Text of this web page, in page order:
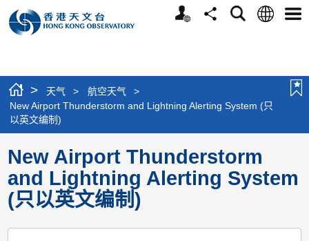
个
分
搜
语
选
> 天气 > 航空天气
>
New Airport Thunderstorm and Lightning Alerting System (只
以英文编制)
New Airport Thunderstorm
and Lightning Alerting System
(只以英文编制)